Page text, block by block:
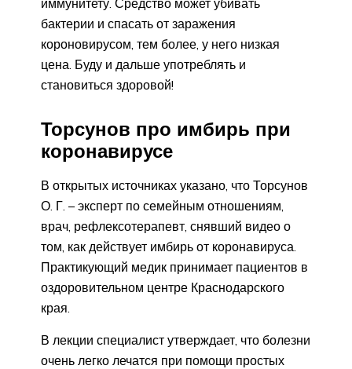
иммунитету. Средство может убивать
бактерии и спасать от заражения
короновирусом, тем более, у него низкая
цена. Буду и дальше употреблять и
становиться здоровой!
Торсунов про имбирь при
коронавирусе
В открытых источниках указано, что Торсунов
О. Г. – эксперт по семейным отношениям,
врач, рефлексотерапевт, снявший видео о
том, как действует имбирь от коронавируса.
Практикующий медик принимает пациентов в
оздоровительном центре Краснодарского
края.
В лекции специалист утверждает, что болезни
очень легко лечатся при помощи простых